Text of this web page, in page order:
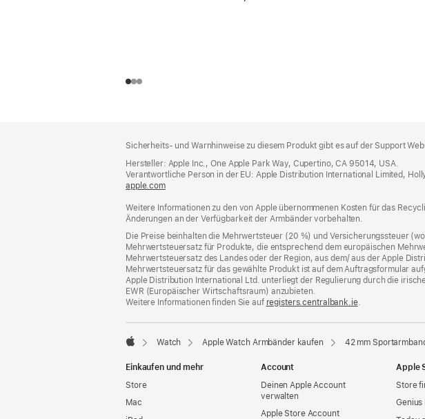
Sicherheits- und Warnhinweise zu diesem Produkt gibt es auf der Support
Hersteller: Apple Inc., One Apple Park Way, Cupertino, CA 95014, USA.
Verantwortliche Person in der EU: Apple Distribution International Limited,
apple.com(öffnet
neues
Fenster)
Weitere Informationen zu den von Apple übernommenen Kosten für das
Änderungen an der Verfügbarkeit der Armbänder vorbehalten.
Die Preise beinhalten die Mehrwertsteuer (20 %) und Versicherungssteuer
Mehrwertsteuersatz für Produkte, die entsprechend dem europäischen
Mehrwertsteuersatz des Landes oder der Region, aus dem/ aus der Apple
Mehrwertsteuersatz für das gewählte Produkt ist auf dem Auftragsformular
Apple Distribution International Ltd. unterliegt der Regulierung durch die
EWR (Europäischer Wirtschaftsraum) anzubieten.
Weitere Informationen finden Sie auf registers.centralbank.ie(Öffnet
neues
.
Watch Apple Watch Armbänder kaufen 42 mm
Einkaufen und mehr
Store
Mac
Account
Deinen Apple Account
verwalten
Apple Store Account
Apple
Store
Genius